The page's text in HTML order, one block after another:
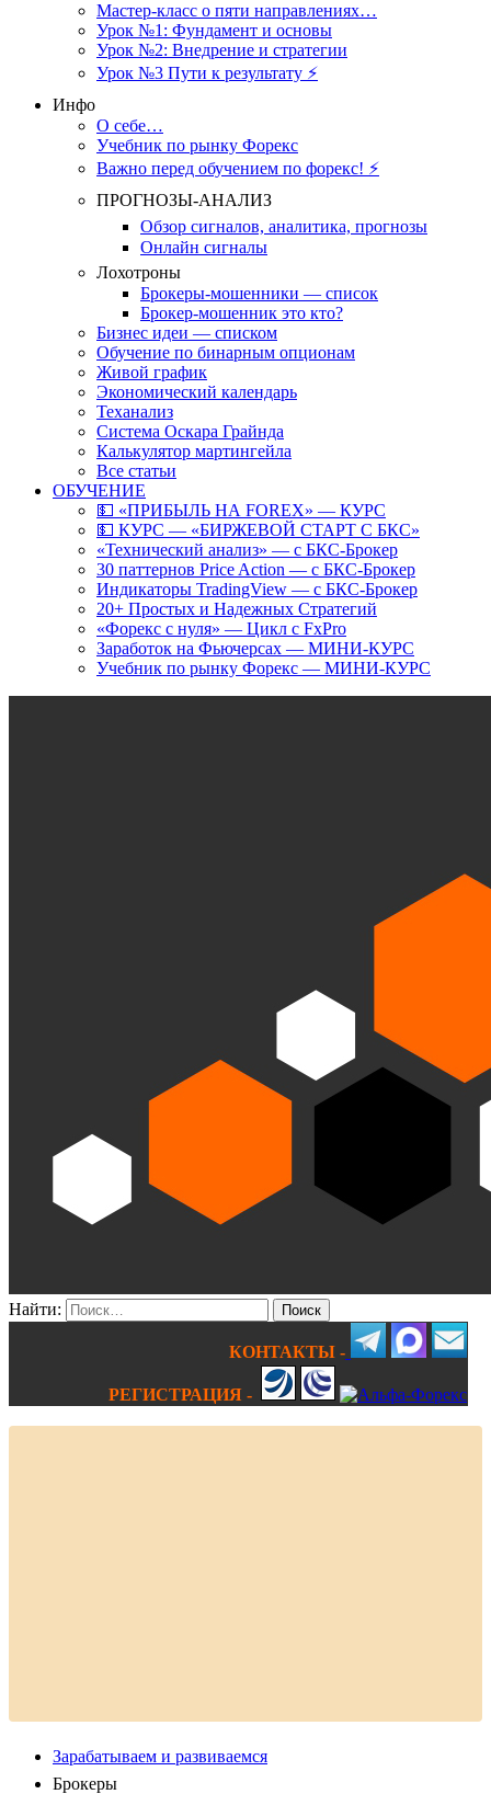
Мастер-класс о пяти направлениях…
Урок №1: Фундамент и основы
Урок №2: Внедрение и стратегии
Урок №3 Пути к результату ⚡️
Инфо
О себе…
Учебник по рынку Форекс
Важно перед обучением по форекс! ⚡
ПРОГНОЗЫ-АНАЛИЗ
Обзор сигналов, аналитика, прогнозы
Онлайн сигналы
Лохотроны
Брокеры-мошенники — список
Брокер-мошенник это кто?
Бизнес идеи — списком
Обучение по бинарным опционам
Живой график
Экономический календарь
Теханализ
Система Оскара Грайнда
Калькулятор мартингейла
Все статьи
ОБУЧЕНИЕ
💵 «ПРИБЫЛЬ НА FOREX» — КУРС
💵 КУРС — «БИРЖЕВОЙ СТАРТ С БКС»
«Технический анализ» — с БКС-Брокер
30 паттернов Price Action — с БКС-Брокер
Индикаторы TradingView — с БКС-Брокер
20+ Простых и Надежных Стратегий
«Форекс с нуля» — Цикл с FxPro
Заработок на Фьючерсах — МИНИ-КУРС
Учебник по рынку Форекс — МИНИ-КУРС
Найти:
КОНТАКТЫ -
РЕГИСТРАЦИЯ -
Зарабатываем и развиваемся
Брокеры